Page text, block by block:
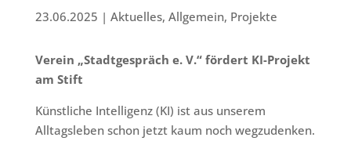
23.06.2025 | Aktuelles, Allgemein, Projekte
Verein „Stadtgespräch e. V.“ fördert KI-Projekt
am Stift
Künstliche Intelligenz (KI) ist aus unserem
Alltagsleben schon jetzt kaum noch wegzudenken.